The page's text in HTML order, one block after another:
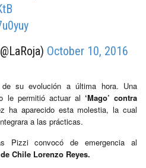
October 10, 2016
su evolución a última hora. Una
le permitió actuar al ‘Mago’ contra
ha aparecido esta molestia, la cual
a las prácticas.
Pizzi convocó de emergencia al
Chile Lorenzo Reyes.